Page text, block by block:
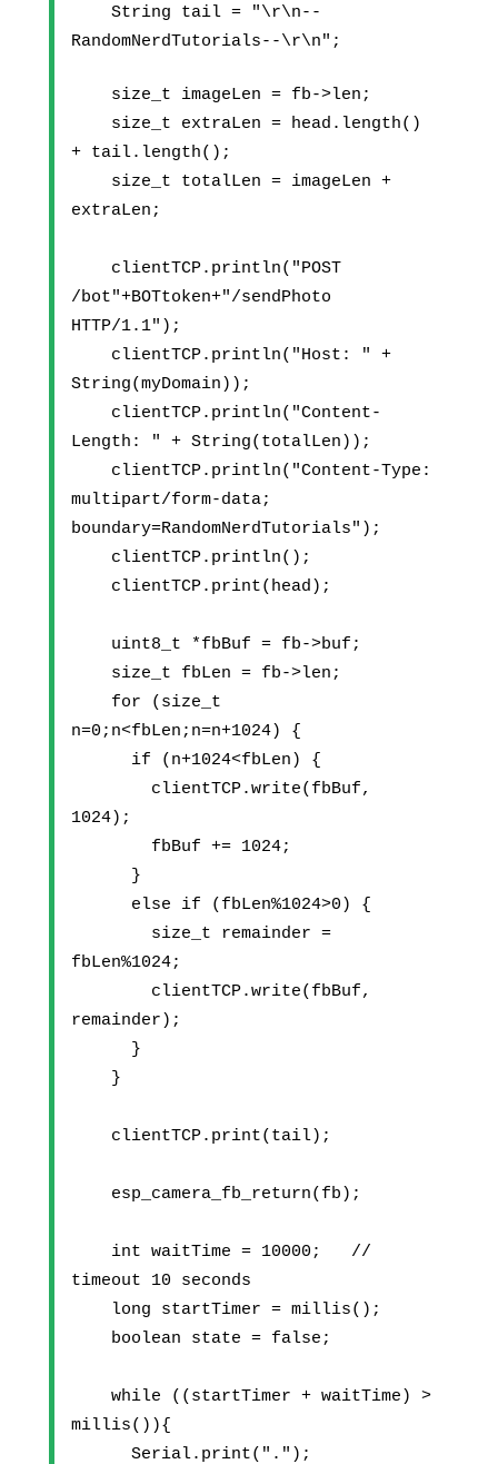
String tail = "\r\n--
RandomNerdTutorials--\r\n";
size_t imageLen = fb->len;
size_t extraLen = head.length()
+ tail.length();
size_t totalLen = imageLen +
extraLen;
clientTCP.println("POST
/bot"+BOTtoken+"/sendPhoto
HTTP/1.1");
clientTCP.println("Host: " +
String(myDomain));
clientTCP.println("Content-
Length: " + String(totalLen));
clientTCP.println("Content-Type:
multipart/form-data;
boundary=RandomNerdTutorials");
clientTCP.println();
clientTCP.print(head);
uint8_t *fbBuf = fb->buf;
size_t fbLen = fb->len;
for (size_t
n=0;n<fbLen;n=n+1024) {
if (n+1024<fbLen) {
clientTCP.write(fbBuf,
1024);
fbBuf += 1024;
}
else if (fbLen%1024>0) {
size_t remainder =
fbLen%1024;
clientTCP.write(fbBuf,
remainder);
}
}
clientTCP.print(tail);
esp_camera_fb_return(fb);
int waitTime = 10000;   //
timeout 10 seconds
long startTimer = millis();
boolean state = false;
while ((startTimer + waitTime) >
millis()){
Serial.print(".");